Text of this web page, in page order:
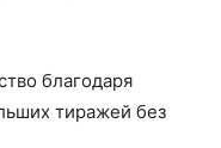
благодаря
тиражей без